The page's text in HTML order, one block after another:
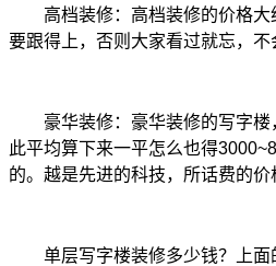
高档装修：高档装修的价格大
要跟得上，否则大家看过就忘，不
豪华装修：豪华装修的写字楼
此平均算下来一平怎么也得
的。越是先进的科技，所话费的价
单层写字楼装修多少钱？上面的